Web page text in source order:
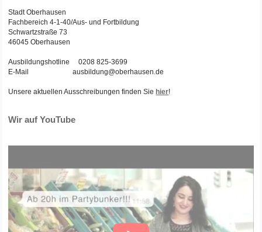
Stadt Oberhausen
Fachbereich 4-1-40/Aus- und Fortbildung
Schwartzstraße 73
46045 Oberhausen
Ausbildungshotline 0208 825-3699
E-Mail ausbildung@oberhausen.de
Unsere aktuellen Ausschreibungen finden Sie hier!
Wir auf YouTube